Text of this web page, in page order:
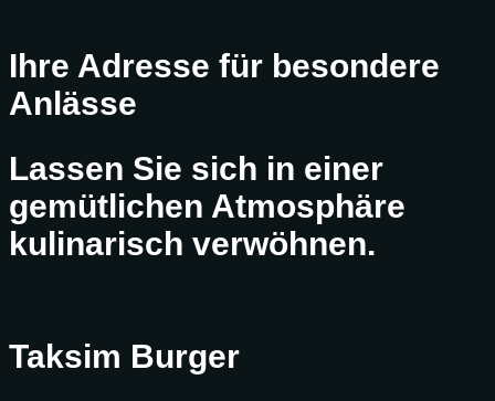
Ihre Adresse für besondere
Anlässe
Lassen Sie sich in einer
gemütlichen Atmosphäre
kulinarisch verwöhnen.
Taksim Burger